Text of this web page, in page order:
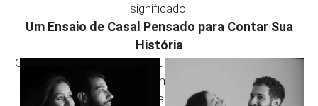
significado.
Um Ensaio de Casal Pensado para Contar Sua
História
Cada relacionamento possui sua própria essência. Por
isso, acreditamos que as melhores fotografias são
aquelas que refletem a personalidade e a conexão